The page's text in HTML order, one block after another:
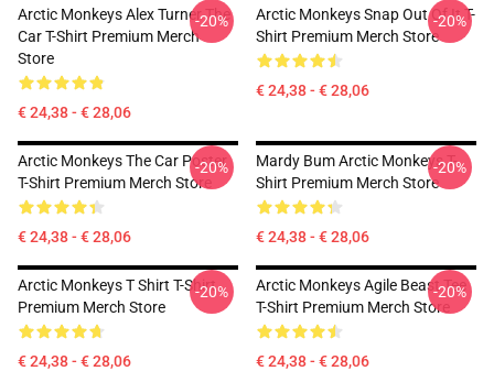
Arctic Monkeys Alex Turner The
Car T-Shirt Premium Merch
Store
€ 24,38 - € 28,06
-20%
Arctic Monkeys Snap Out Of It T-
Shirt Premium Merch Store
€ 24,38 - € 28,06
-20%
Arctic Monkeys The Car Poster
T-Shirt Premium Merch Store
€ 24,38 - € 28,06
-20%
Mardy Bum Arctic Monkeys T-
Shirt Premium Merch Store
€ 24,38 - € 28,06
-20%
Arctic Monkeys T Shirt T-Shirt
Premium Merch Store
€ 24,38 - € 28,06
-20%
Arctic Monkeys Agile Beast Tee
T-Shirt Premium Merch Store
€ 24,38 - € 28,06
-20%